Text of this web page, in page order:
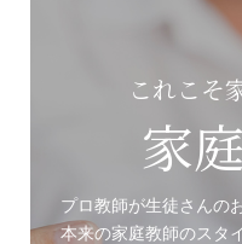
これこそ
家
プロ教師が生徒さんの
本来の家庭教師のスタ